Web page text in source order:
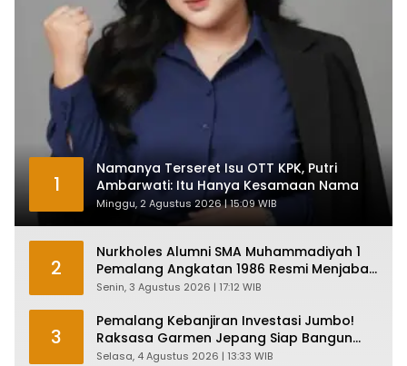
1
Namanya Terseret Isu OTT KPK, Putri
Ambarwati: Itu Hanya Kesamaan Nama
Minggu, 2 Agustus 2026 | 15:09 WIB
2
Nurkholes Alumni SMA Muhammadiyah 1
Pemalang Angkatan 1986 Resmi Menjabat
Plt Bupati, Inilah Pesan Ketua Asmam 86
Senin, 3 Agustus 2026 | 17:12 WIB
3
Pemalang Kebanjiran Investasi Jumbo!
Raksasa Garmen Jepang Siap Bangun
Pabrik dan Serap Ribuan Tenaga Kerja
Selasa, 4 Agustus 2026 | 13:33 WIB